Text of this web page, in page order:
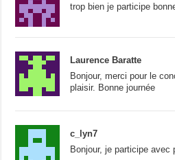
trop bien je participe
Laurence Baratte
Bonjour, merci pour le
plaisir. Bonne journée
c_lyn7
Bonjour, je participe